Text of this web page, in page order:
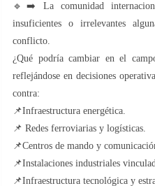
🔹➡️ La comunidad
insuficientes o irrelevantes
conflicto.
¿Qué podría cambiar en el
reflejándose en decisiones
contra:
📌Infraestructura energética.
📌 Redes ferroviarias y logísticas.
📌Centros de mando y
📌Instalaciones industriales
📌Infraestructura tecnológica y